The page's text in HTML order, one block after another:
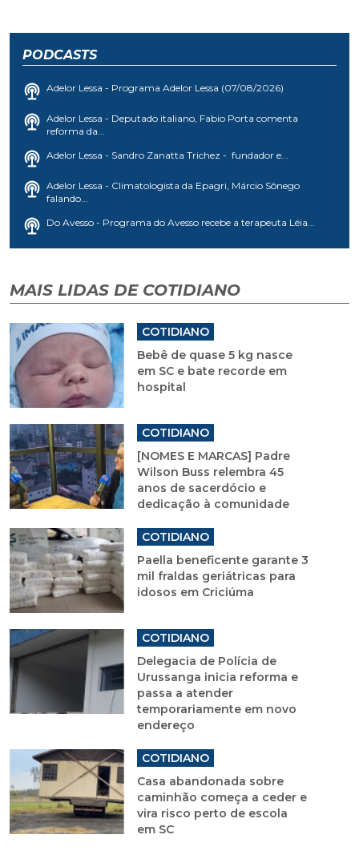
PODCASTS
Adelor Lessa - Programa Adelor Lessa (07/08/2026)
Adelor Lessa - Deputado italiano, Fabio Porta comenta
reforma da...
Adelor Lessa - Sandro Zanatta Trichez - fundador e...
Adelor Lessa - Climatologista da Epagri, Márcio Sônego
falando...
Do Avesso - Programa do Avesso recebe a terapeuta Léia...
MAIS LIDAS DE COTIDIANO
COTIDIANO
Bebê de quase 5 kg nasce
em SC e bate recorde em
hospital
COTIDIANO
[NOMES E MARCAS] Padre
Wilson Buss relembra 45
anos de sacerdócio e
dedicação à comunidade
COTIDIANO
Paella beneficente garante 3
mil fraldas geriátricas para
idosos em Criciúma
COTIDIANO
Delegacia de Polícia de
Urussanga inicia reforma e
passa a atender
temporariamente em novo
endereço
COTIDIANO
Casa abandonada sobre
caminhão começa a ceder e
vira risco perto de escola
em SC